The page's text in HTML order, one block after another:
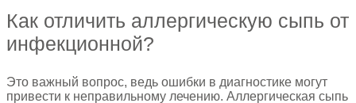
Как отличить аллергическую сыпь от
инфекционной?
Это важный вопрос, ведь ошибки в диагностике могут
привести к неправильному лечению. Аллергическая сыпь